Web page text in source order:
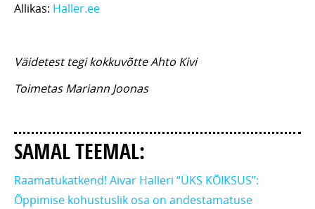
Allikas: Haller.ee
Väidetest tegi kokkuvõtte Ahto Kivi
Toimetas Mariann Joonas
SAMAL TEEMAL:
Raamatukatkend! Aivar Halleri “ÜKS KÕIKSUS”:
Õppimise kohustuslik osa on andestamatuse